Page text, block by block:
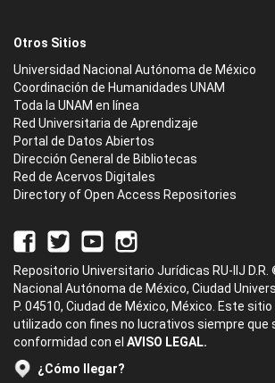
Otros Sitios
Universidad Nacional Autónoma de México
Coordinación de Humanidades UNAM
Toda la UNAM en línea
Red Universitaria de Aprendizaje
Portal de Datos Abiertos
Dirección General de Bibliotecas
Red de Acervos Digitales
Directory of Open Access Repositories
Repositorio Universitario Jurídicas RU-IIJ D.R.
Nacional Autónoma de México, Ciudad
P. 04510, Ciudad de México, México. Este
utilizado con fines no lucrativos siempre que
conformidad con el AVISO LEGAL.
¿Cómo llegar?